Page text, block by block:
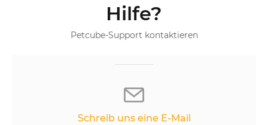
Hilfe?
Petcube-Support kontaktieren
Schreib uns eine E-Mail